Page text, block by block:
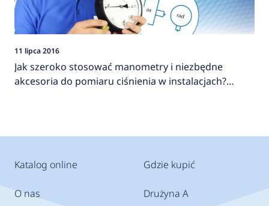
11 lipca 2016
Jak szeroko stosować manometry i niezbędne
akcesoria do pomiaru ciśnienia w instalacjach?
Katalog online
O nas
Gdzie kupić
Drużyna A